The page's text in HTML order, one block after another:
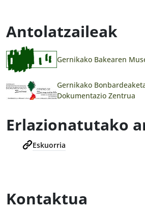
Antolatzaileak
Gernikako Bakearen
Gernikako
Dokumentazio Zentrua
Erlazionatutako
Eskuorria
Kontaktua